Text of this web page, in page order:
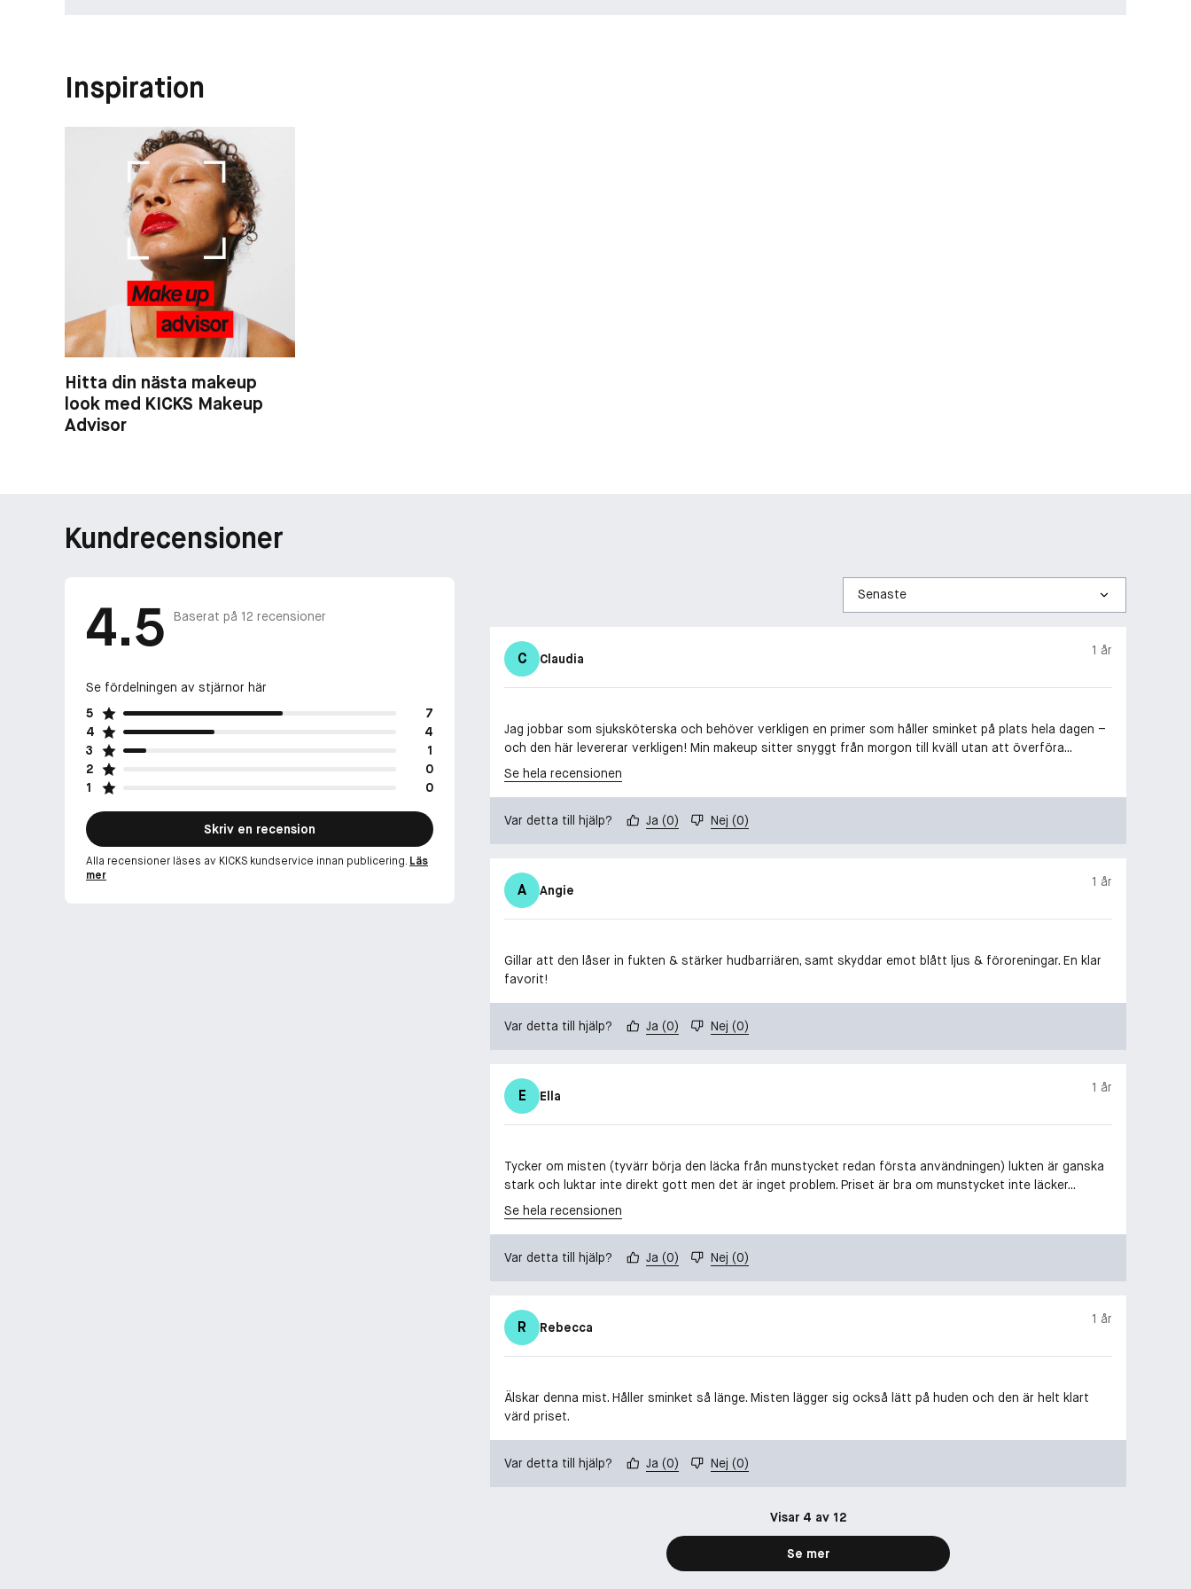
Inspiration
Hitta din nästa makeup
look med KICKS Makeup
Advisor
Kundrecensioner
4.5 Baserat på 12 recensioner
Se fördelningen av stjärnor här
5
7
4
4
3
1
2
0
1
0
Skriv en recension
Alla recensioner läses av KICKS kundservice innan publicering. Läs
mer
Sortera
efter
C Claudia
1 år
Jag jobbar som sjuksköterska och behöver verkligen en primer som håller sminket på plats hela dagen –
och den här levererar verkligen! Min makeup sitter snyggt från morgon till kväll utan att överföra...
Se hela recensionen
Var detta till hjälp? Ja (0) Nej (0)
A Angie
1 år
Gillar att den låser in fukten & stärker hudbarriären, samt skyddar emot blått ljus & föroreningar. En klar
favorit!
Var detta till hjälp? Ja (0) Nej (0)
E Ella
1 år
Tycker om misten (tyvärr börja den läcka från munstycket redan första användningen) lukten är ganska
stark och luktar inte direkt gott men det är inget problem. Priset är bra om munstycket inte läcker...
Se hela recensionen
Var detta till hjälp? Ja (0) Nej (0)
R Rebecca
1 år
Älskar denna mist. Håller sminket så länge. Misten lägger sig också lätt på huden och den är helt klart
värd priset.
Var detta till hjälp? Ja (0) Nej (0)
Visar 4 av 12
Se mer